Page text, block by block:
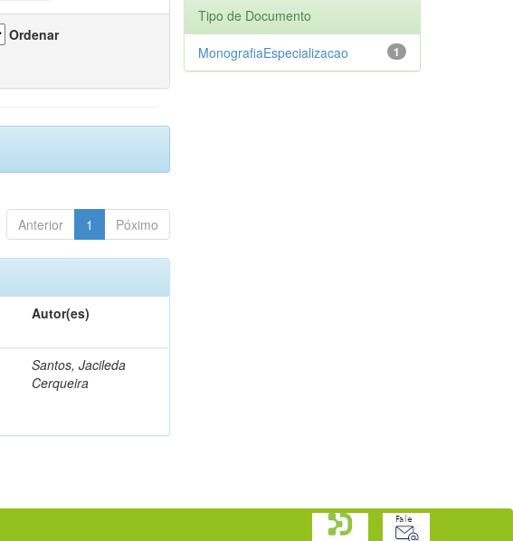
Ordenar
Anterior 1 Póximo
Autor(es)
Santos, Jacileda
Cerqueira
Tipo de Documento
1
MonografiaEspecializacao